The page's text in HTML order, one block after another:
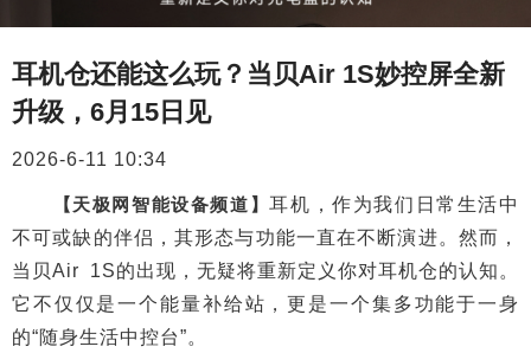
耳机仓还能这么玩？当贝Air 1S妙控屏全新
升级，6月15日见
2026-6-11 10:34
【天极网智能设备频道】耳机，作为我们日常生活中
不可或缺的伴侣，其形态与功能一直在不断演进。然而，
当贝Air 1S的出现，无疑将重新定义你对耳机仓的认知。
它不仅仅是一个能量补给站，更是一个集多功能于一身
的“随身生活中控台”。